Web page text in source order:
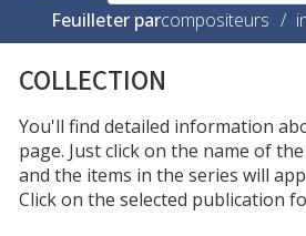
Feuilleter parcompositeurs /
COLLECTION
You'll find detailed information
page. Just click on the name of
and the items in the series will
Click on the selected publication